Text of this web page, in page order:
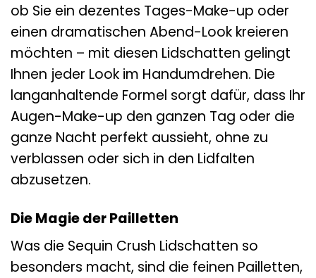
ob Sie ein dezentes Tages-Make-up oder
einen dramatischen Abend-Look kreieren
möchten – mit diesen Lidschatten gelingt
Ihnen jeder Look im Handumdrehen. Die
langanhaltende Formel sorgt dafür, dass Ihr
Augen-Make-up den ganzen Tag oder die
ganze Nacht perfekt aussieht, ohne zu
verblassen oder sich in den Lidfalten
abzusetzen.
Die Magie der Pailletten
Was die Sequin Crush Lidschatten so
besonders macht, sind die feinen Pailletten,